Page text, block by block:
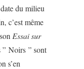
du milieu
c’est même
Essai sur
” Noirs ” sont
s’en